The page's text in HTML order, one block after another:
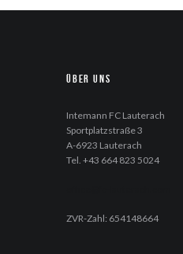
Über uns
Intemann FC Lauterach
Sportplatzstraße 3
A-6923 Lauterach
Tel. +43 664 823 5024
ZVR-Zahl: 654148664